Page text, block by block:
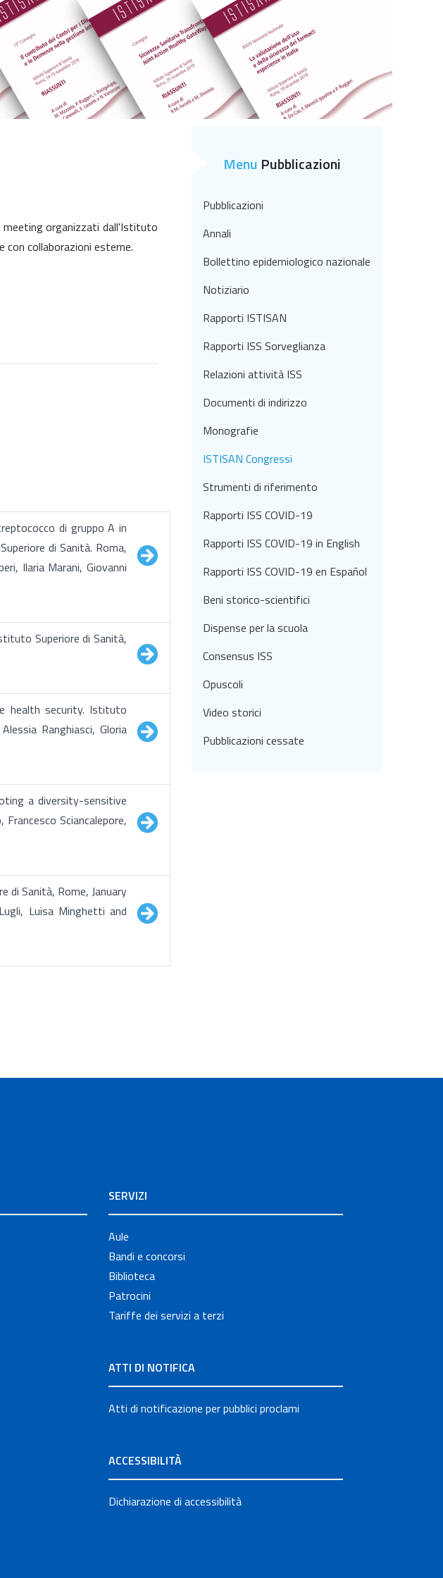
organizzati dall'Istituto
con collaborazioni esterne.
di gruppo A in
di Sanità. Roma,
Ilaria Marani, Giovanni
Superiore di Sanità,
health security. Istituto
Ranghiasci, Gloria
a diversity-sensitive
Sciancalepore,
Sanità, Rome, January
Luisa Minghetti and
Menu Pubblicazioni
Pubblicazioni
Annali
Bollettino epidemiologico nazionale
Notiziario
Rapporti ISTISAN
Rapporti ISS Sorveglianza
Relazioni attività ISS
Documenti di indirizzo
Monografie
ISTISAN Congressi
Strumenti di riferimento
Rapporti ISS COVID-19
Rapporti ISS COVID-19 in English
Rapporti ISS COVID-19 en Español
Beni storico-scientifici
Dispense per la scuola
Consensus ISS
Opuscoli
Video storici
Pubblicazioni cessate
SERVIZI
Aule
Bandi e concorsi
Biblioteca
Patrocini
Tariffe dei servizi a terzi
ATTI DI NOTIFICA
Atti di notificazione per pubblici proclami
ACCESSIBILITÀ
Dichiarazione di accessibilità